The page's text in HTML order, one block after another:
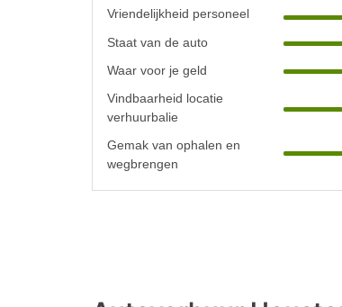
Vriendelijkheid personeel
Staat van de auto
Waar voor je geld
Vindbaarheid locatie
verhuurbalie
Gemak van ophalen en
wegbrengen